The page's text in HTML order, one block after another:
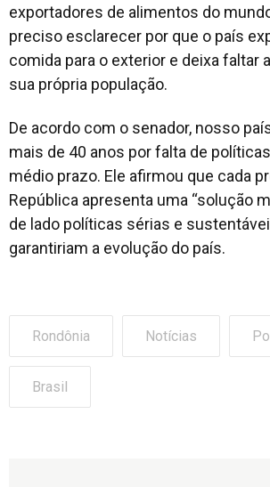
exportadores de alimentos do
preciso esclarecer por que o país
comida para o exterior e deixa faltar
sua própria população.
De acordo com o senador, nosso
mais de 40 anos por falta de
médio prazo. Ele afirmou que cada
República apresenta uma “solução
de lado políticas sérias e
garantiriam a evolução do país.
Rondônia Notícias
Brasil